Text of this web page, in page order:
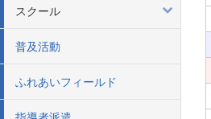
スクール
普及活動
ふれあいフィールド